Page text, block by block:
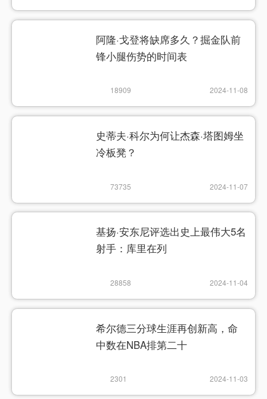
阿隆·戈登将缺席多久？掘金队前
锋小腿伤势的时间表
18909 2024-11-08
史蒂夫·科尔为何让杰森·塔图姆坐
冷板凳？
73735 2024-11-07
基扬·安东尼评选出史上最伟大5名
射手：库里在列
28858 2024-11-04
希尔德三分球生涯再创新高，命
中数在NBA排第二十
2301 2024-11-03